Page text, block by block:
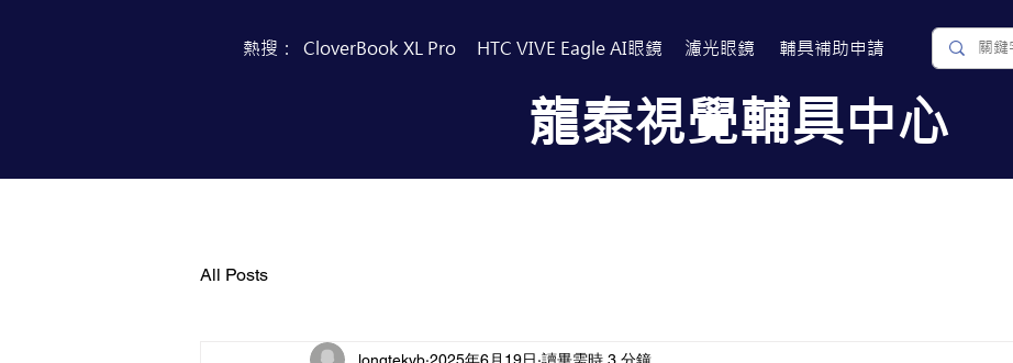
CloverBook XL Pro
熱搜： HTC VIVE Eagle AI眼鏡 濾光眼鏡 ​輔具補助申請
​龍泰視覺輔具中心
All Posts
longtekyb 2025年6月19日 讀畢需時 3 分鐘